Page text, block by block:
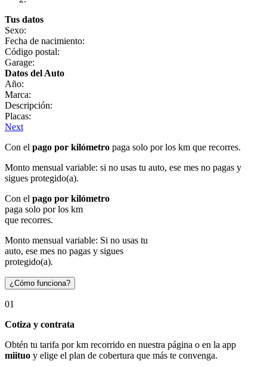
Tus datos
Sexo:
Fecha de nacimiento:
Código postal:
Garage:
Datos del Auto
Año:
Marca:
Descripción:
Placas:
Next
Con el pago por kilómetro paga solo por los km que recorres.
Monto mensual variable: si no usas tu auto, ese mes no pagas y
sigues protegido(a).
Con el pago por kilómetro
paga solo por los km
que recorres.
Monto mensual variable: Si no usas tu
auto, ese mes no pagas y sigues
protegido(a).
¿Cómo funciona?
01
Cotiza y contrata
Obtén tu tarifa por km recorrido en nuestra página o en la app
miituo y elige el plan de cobertura que más te convenga.